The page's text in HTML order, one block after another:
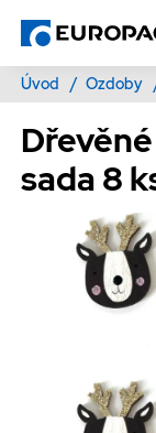
Úvod / Ozdoby
sada 8